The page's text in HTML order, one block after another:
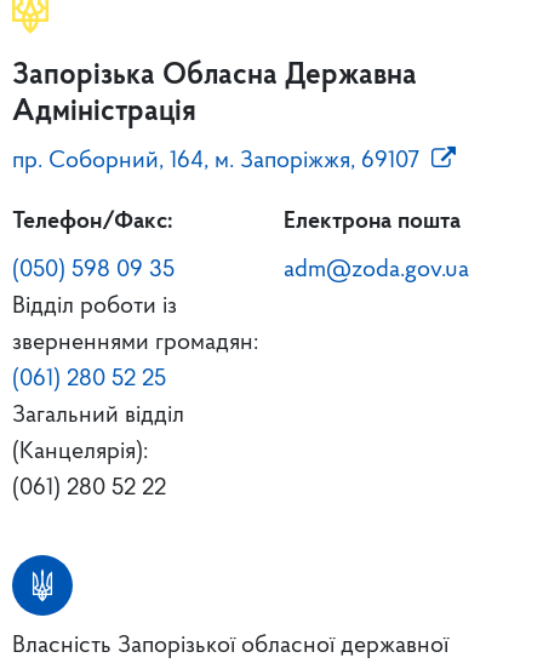
Запорізька Обласна Державна
Адміністрація
пр. Соборний, 164, м. Запоріжжя, 69107
Телефон/Факс:
(050) 598 09 35
Відділ роботи із
зверненнями громадян:
(061) 280 52 25
Загальний відділ
(Канцелярія):
(061) 280 52 22
Електрона пошта
adm@zoda.gov.ua
Власність Запорізької обласної державної